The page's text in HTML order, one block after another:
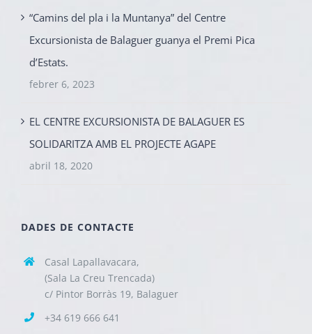
“Camins del pla i la Muntanya” del Centre
Excursionista de Balaguer guanya el Premi Pica
d’Estats.
febrer 6, 2023
EL CENTRE EXCURSIONISTA DE BALAGUER ES
SOLIDARITZA AMB EL PROJECTE AGAPE
abril 18, 2020
DADES DE CONTACTE
Casal Lapallavacara,
(Sala La Creu Trencada)
c/ Pintor Borràs 19, Balaguer
+34 619 666 641